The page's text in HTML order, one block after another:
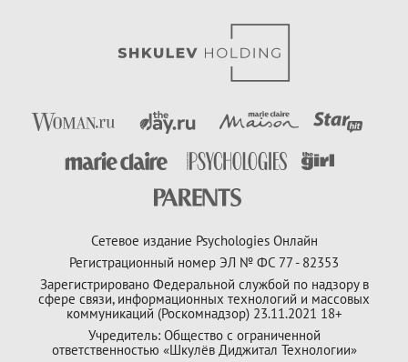
Сетевое издание Psychologies Онлайн
Регистрационный номер ЭЛ № ФС 77 - 82353
Зарегистрировано Федеральной службой по надзору в
сфере связи, информационных технологий и массовых
коммуникаций (Роскомнадзор) 23.11.2021 18+
Учредитель: Общество с ограниченной
ответственностью «Шкулёв Диджитал Технологии»